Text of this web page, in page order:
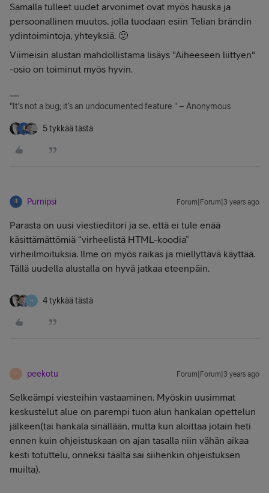
Samalla tulleet uudet arvonimet ovat myös hauska ja
persoonallinen muutos, jolla tuodaan esiin Telian brändin
ydintoimintoja, yhteyksiä. 🙂
Viimeisin alustan mahdollistama lisäys "Aiheeseen liittyen"
-osio on toiminut myös hyvin.
"It’s not a bug; it’s an undocumented feature." – Anonymous
5 tykkää tästä
Purnipsi Forum|Forum|3 years ago
Parasta on uusi viestieditori ja se, että ei tule enää
käsittämättömiä “virheelistä HTML-koodia”
virheilmoituksia. Ilme on myös raikas ja miellyttävä käyttää.
Tällä uudella alustalla on hyvä jatkaa eteenpäin.
H 4 tykkää tästä
P peekotu Forum|Forum|3 years ago
Selkeämpi viesteihin vastaaminen. Myöskin uusimmat
keskustelut alue on parempi tuon alun hankalan opettelun
jälkeen(tai hankala sinällään, mutta kun aloittaa jotain heti
ennen kuin ohjeistuskaan on ajan tasalla niin vähän aikaa
kesti totuttelu, onneksi täältä sai siihenkin ohjeistuksen
muilta).